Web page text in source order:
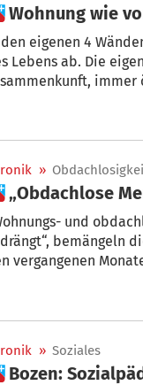
 Wohnung wie
eigenen 4
Lebens ab. Die
»
 „Obdachlose
und
bemängeln
vergangenen
» Soziales
in